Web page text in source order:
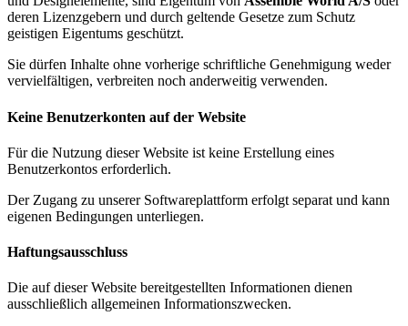
deren Lizenzgebern und durch geltende Gesetze zum Schutz
geistigen Eigentums geschützt.
Sie dürfen Inhalte ohne vorherige schriftliche Genehmigung weder
vervielfältigen, verbreiten noch anderweitig verwenden.
Keine Benutzerkonten auf der Website
Für die Nutzung dieser Website ist keine Erstellung eines
Benutzerkontos erforderlich.
Der Zugang zu unserer Softwareplattform erfolgt separat und kann
eigenen Bedingungen unterliegen.
Haftungsausschluss
Die auf dieser Website bereitgestellten Informationen dienen
ausschließlich allgemeinen Informationszwecken.